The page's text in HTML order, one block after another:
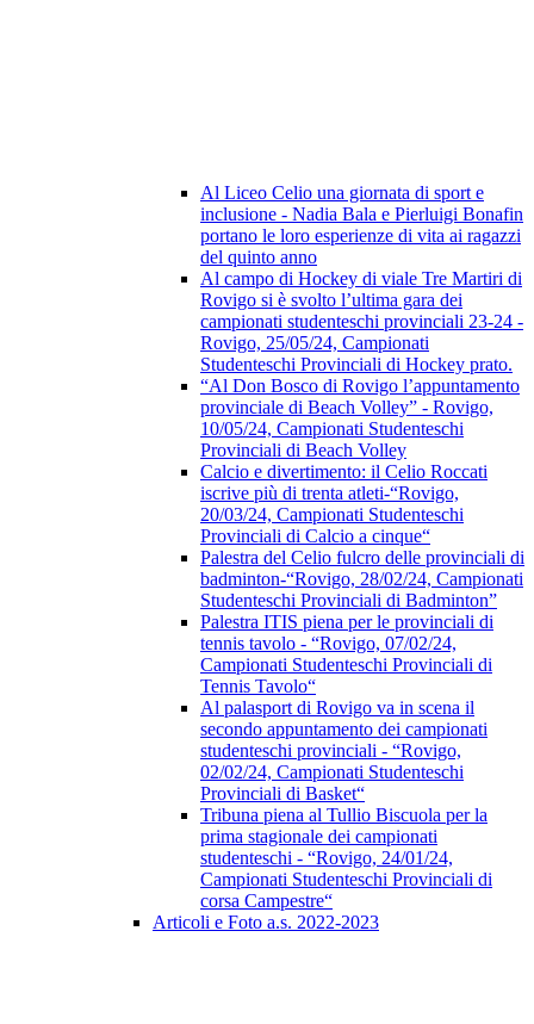
Al Liceo Celio una giornata di sport e
inclusione - Nadia Bala e Pierluigi Bonafin
portano le loro esperienze di vita ai ragazzi
del quinto anno
Al campo di Hockey di viale Tre Martiri di
Rovigo si è svolto l’ultima gara dei
campionati studenteschi provinciali 23-24 -
Rovigo, 25/05/24, Campionati
Studenteschi Provinciali di Hockey prato.
“Al Don Bosco di Rovigo l’appuntamento
provinciale di Beach Volley” - Rovigo,
10/05/24, Campionati Studenteschi
Provinciali di Beach Volley
Calcio e divertimento: il Celio Roccati
iscrive più di trenta atleti-“Rovigo,
20/03/24, Campionati Studenteschi
Provinciali di Calcio a cinque“
Palestra del Celio fulcro delle provinciali di
badminton-“Rovigo, 28/02/24, Campionati
Studenteschi Provinciali di Badminton”
Palestra ITIS piena per le provinciali di
tennis tavolo - “Rovigo, 07/02/24,
Campionati Studenteschi Provinciali di
Tennis Tavolo“
Al palasport di Rovigo va in scena il
secondo appuntamento dei campionati
studenteschi provinciali - “Rovigo,
02/02/24, Campionati Studenteschi
Provinciali di Basket“
Tribuna piena al Tullio Biscuola per la
prima stagionale dei campionati
studenteschi - “Rovigo, 24/01/24,
Campionati Studenteschi Provinciali di
corsa Campestre“
Articoli e Foto a.s. 2022-2023